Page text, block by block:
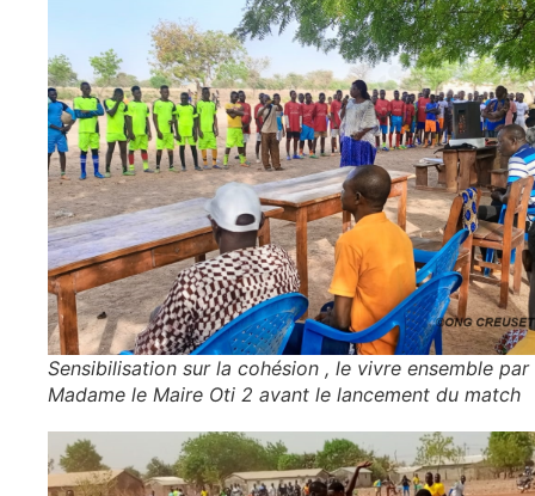
Sensibilisation sur la cohésion , le vivre ensemble par
Madame le Maire Oti 2 avant le lancement du match